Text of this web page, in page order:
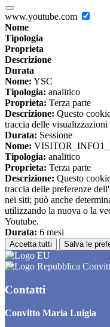
www.youtube.com
Nome
Tipologia
Proprieta
Descrizione
Durata
Nome: YSC
Tipologia: analitico
Proprieta: Terza parte
Descrizione: Questo
traccia delle
Durata: Sessione
Nome:
Tipologia: analitico
Proprieta: Terza parte
Descrizione: Questo
traccia delle preferenze
nei siti; può anche
utilizzando la nuova o la
Youtube.
Durata: 6 mesi
Accetta tutti Salva le
Contatti
Convitto Maria Luigia